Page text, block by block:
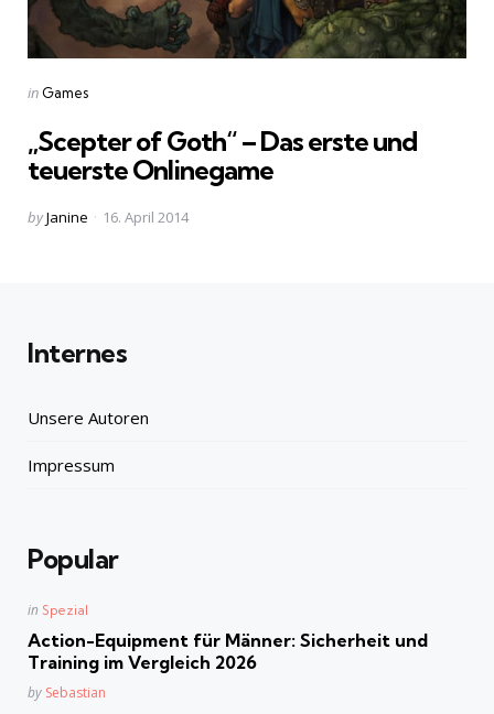
Categories
Posted
in Games
„Scepter of Goth“ – Das erste und
teuerste Onlinegame
Posted
byJanine 16. April 2014
Internes
Unsere Autoren
Impressum
Popular
Posted
in Spezial
Action-Equipment für Männer: Sicherheit und
Training im Vergleich 2026
Posted
by Sebastian